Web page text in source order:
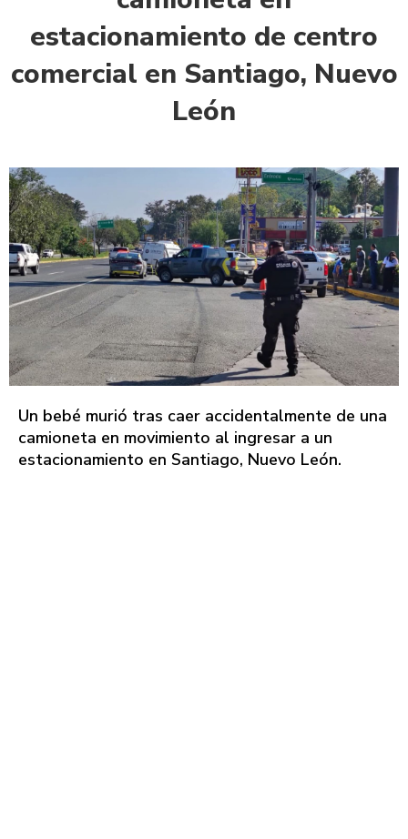
estacionamiento de centro
comercial en Santiago, Nuevo
León
Un bebé murió tras caer accidentalmente de una
camioneta en movimiento al ingresar a un
estacionamiento en Santiago, Nuevo León.